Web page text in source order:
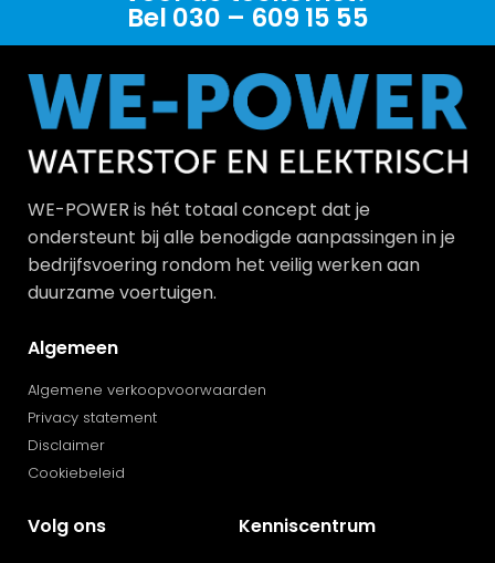
Bel 030 – 609 15 55
WE-POWER is hét totaal concept dat je
ondersteunt bij alle benodigde aanpassingen in je
bedrijfsvoering rondom het veilig werken aan
duurzame voertuigen.
Algemeen
Algemene verkoopvoorwaarden
Privacy statement
Disclaimer
Cookiebeleid
Volg ons Kenniscentrum